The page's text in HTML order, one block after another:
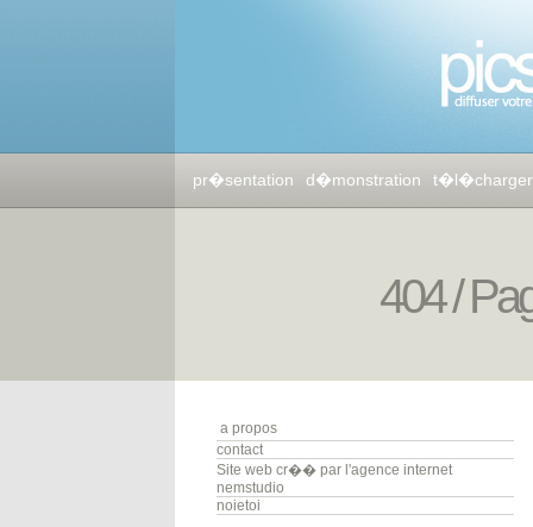
pr�sentation d�monstration t�l�charger
404 /
a propos
contact
Site web cr�� par l'agence internet
nemstudio
noietoi